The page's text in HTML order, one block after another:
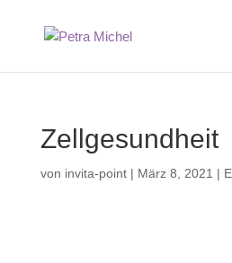
Zellgesundheit
von invita-point| März 8, 2021 |